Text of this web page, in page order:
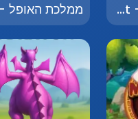
רופא השיניים - Dentist